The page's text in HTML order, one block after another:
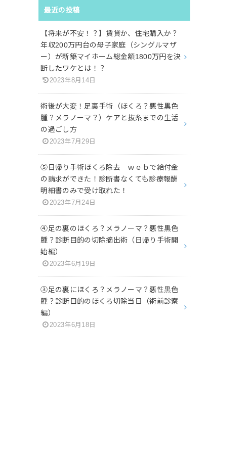
最近の投稿
【将来が不安！？】賃貸か、住宅購入か？
年収200万円台の母子家庭（シングルマザ
ー）が新築マイホーム総金額1800万円を決
断したワケとは！？
2023年8月14日
術後が大変！足裏手術（ほくろ？悪性黒色
腫？メラノーマ？）ケアと抜糸までの生活
の過ごし方
2023年7月29日
⑤日帰り手術ほくろ除去 ｗｅｂで給付金
の請求ができた！診断書なくても診療報酬
明細書のみで受け取れた！
2023年7月24日
④足の裏のほくろ？メラノーマ？悪性黒色
腫？診断目的の切除摘出術（日帰り手術開
始編）
2023年6月19日
③足の裏にほくろ？メラノーマ？悪性黒色
腫？診断目的のほくろ切除当日（術前診察
編）
2023年6月18日